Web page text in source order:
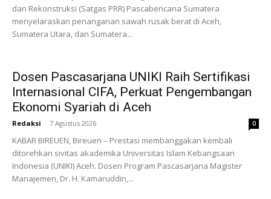
dan Rekonstruksi (Satgas PRR) Pascabencana Sumatera
menyelaraskan penanganan sawah rusak berat di Aceh,
Sumatera Utara, dan Sumatera...
Dosen Pascasarjana UNIKI Raih Sertifikasi
Internasional CIFA, Perkuat Pengembangan
Ekonomi Syariah di Aceh
Redaksi - 7 Agustus 2026 0
KABAR BIREUEN, Bireuen – Prestasi membanggakan kembali
ditorehkan sivitas akademika Universitas Islam Kebangsaan
Indonesia (UNIKI) Aceh. Dosen Program Pascasarjana Magister
Manajemen, Dr. H. Kamaruddin,...